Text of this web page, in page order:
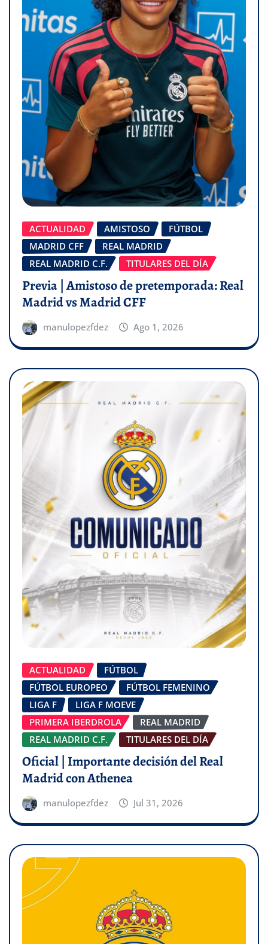
ACTUALIDAD AMISTOSO
FÚTBOL
MADRID CFF
REAL MADRID
REAL MADRID C.F.
TITULARES DEL DÍA
Previa | Amistoso de pretemporada: Real
Madrid vs Madrid CFF
manulopezfdez Ago 1, 2026
ACTUALIDAD
FÚTBOL
FÚTBOL EUROPEO
FÚTBOL FEMENINO
LIGA F
LIGA F MOEVE
PRIMERA IBERDROLA
REAL MADRID
REAL MADRID C.F.
TITULARES DEL DÍA
Oficial | Importante decisión del Real
Madrid con Athenea
manulopezfdez Jul 31, 2026